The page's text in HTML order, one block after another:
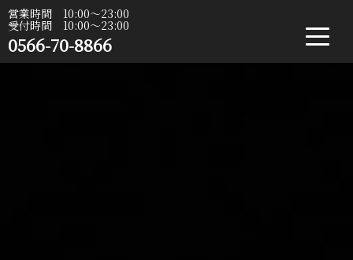
営業時間 10:00〜23:00
受付時間 10:00〜23:00
0566-70-8866